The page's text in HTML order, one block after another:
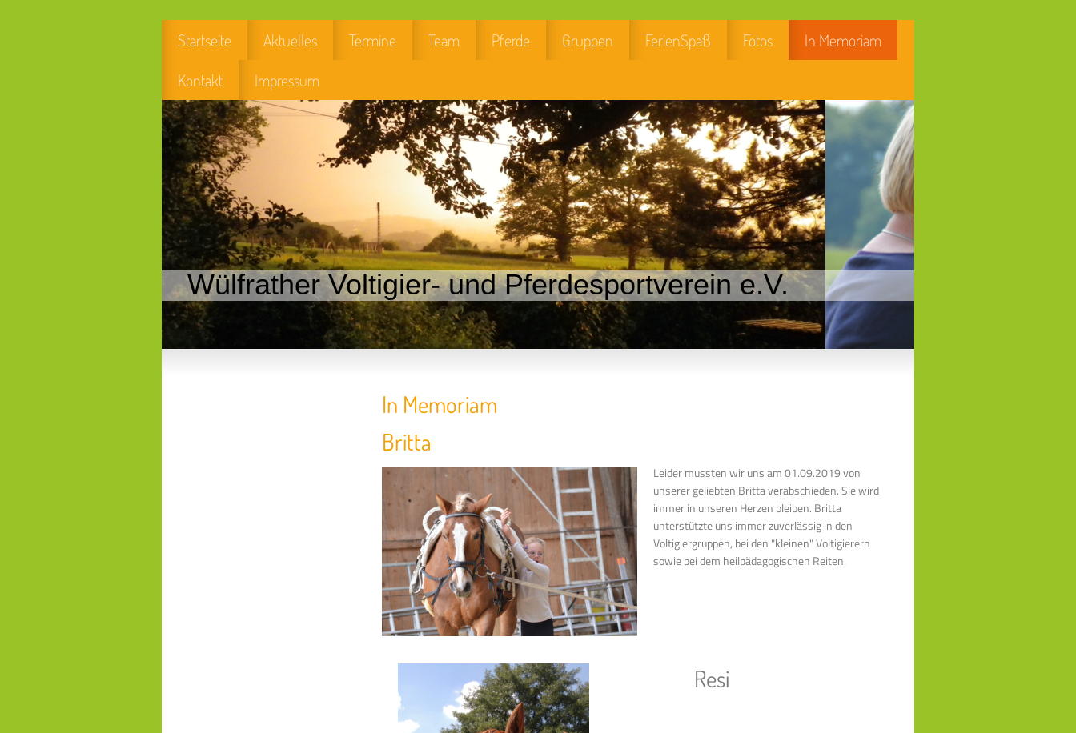
Startseite Aktuelles Termine Team Pferde Gruppen FerienSpaß Fotos
In Memoriam
Kontakt
Impressum
Wülfrather Voltigier- und Pferdesportverein e.V.
In Memoriam
Britta
Leider mussten wir uns am 01.09.2019 von
unserer geliebten Britta verabschieden. Sie wird
immer in unseren Herzen bleiben. Britta
unterstützte uns immer zuverlässig in den
Voltigiergruppen, bei den "kleinen" Voltigierern
sowie bei dem heilpädagogischen Reiten.
Resi